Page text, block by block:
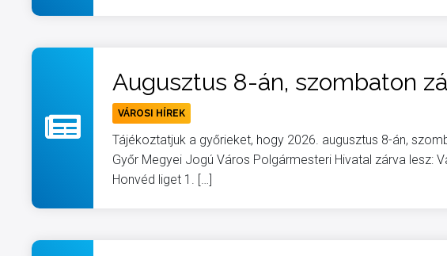
VÁROSI HÍREK
Tájékoztatjuk a győrieket, hogy 2026. augusztus 8-án,
Győr Megyei Jogú Város Polgármesteri Hivatal zárva lesz:
Honvéd liget 1. […]